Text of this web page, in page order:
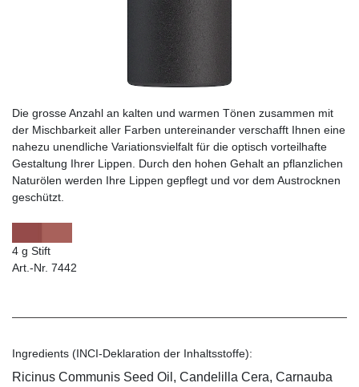
Die grosse Anzahl an kalten und warmen Tönen zusammen mit
der Mischbarkeit aller Farben untereinander verschafft Ihnen eine
nahezu unendliche Variationsvielfalt für die optisch vorteilhafte
Gestaltung Ihrer Lippen. Durch den hohen Gehalt an pflanzlichen
Naturölen werden Ihre Lippen gepflegt und vor dem Austrocknen
geschützt.
4 g Stift
Art.-Nr. 7442
Ingredients (INCI-Deklaration der Inhaltsstoffe):
Ricinus Communis Seed Oil, Candelilla Cera, Carnauba